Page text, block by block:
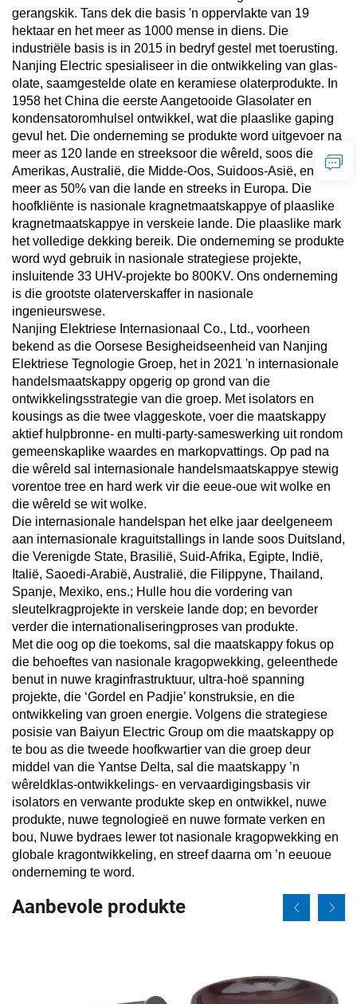
gerangskik. Tans dek die basis 'n oppervlakte van 19
hektaar en het meer as 1000 mense in diens. Die
industriële basis is in 2015 in bedryf gestel met toerusting.
Nanjing Electric spesialiseer in die ontwikkeling van glas-
olate, saamgestelde olate en keramiese olaterprodukte. In
1958 het China die eerste Aangetooide Glasolater en
kondensatoromhulsel ontwikkel, wat die plaaslike gaping
gevul het. Die onderneming se produkte word uitgevoer na
meer as 120 lande en streeksoor die wêreld, soos die
Amerikas, Australië, die Midde-Oos, Suidoos-Asië, en
meer as 50% van die lande en streeks in Europa. Die
hoofkliënte is nasionale kragnetmaatskappye of plaaslike
kragnetmaatskappye in verskeie lande. Die plaaslike mark
het volledige dekking bereik. Die onderneming se produkte
word wyd gebruik in nasionale strategiese projekte,
insluitende 33 UHV-projekte bo 800KV. Ons onderneming
is die grootste olaterverskaffer in nasionale
ingenieurswese.
Nanjing Elektriese Internasionaal Co., Ltd., voorheen
bekend as die Oorsese Besigheidseenheid van Nanjing
Elektriese Tegnologie Groep, het in 2021 'n internasionale
handelsmaatskappy opgerig op grond van die
ontwikkelingsstrategie van die groep. Met isolators en
kousings as die twee vlaggeskote, voer die maatskappy
aktief hulpbronne- en multi-party-sameswerking uit rondom
gemeenskaplike waardes en markopvattings. Op pad na
die wêreld sal internasionale handelsmaatskappye stewig
vorentoe tree en hard werk vir die eeue-oue wit wolke en
die wêreld se wit wolke.
Die internasionale handelspan het elke jaar deelgeneem
aan internasionale kraguitstallings in lande soos Duitsland,
die Verenigde State, Brasilië, Suid-Afrika, Egipte, Indië,
Italië, Saoedi-Arabië, Australië, die Filippyne, Thailand,
Spanje, Mexiko, ens.; Hulle hou die vordering van
sleutelkragprojekte in verskeie lande dop; en bevorder
verder die internationaliseringproses van produkte.
Met die oog op die toekoms, sal die maatskappy fokus op
die behoeftes van nasionale kragopwekking, geleenthede
benut in nuwe kraginfrastruktuur, ultra-hoë spanning
projekte, die ‘Gordel en Padjie’ konstruksie, en die
ontwikkeling van groen energie. Volgens die strategiese
posisie van Baiyun Electric Group om die maatskappy op
te bou as die tweede hoofkwartier van die groep deur
middel van die Yantse Delta, sal die maatskappy ’n
wêreldklas-ontwikkelings- en vervaardigingsbasis vir
isolators en verwante produkte skep en ontwikkel, nuwe
produkte, nuwe tegnologieë en nuwe formate verken en
bou, Nuwe bydraes lewer tot nasionale kragopwekking en
globale kragontwikkeling, en streef daarna om ’n eeuoue
onderneming te word.
Aanbevole produkte